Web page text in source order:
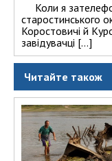
Коли я
старостинського
Коростовичі й
завідувачці […]
Читайте також